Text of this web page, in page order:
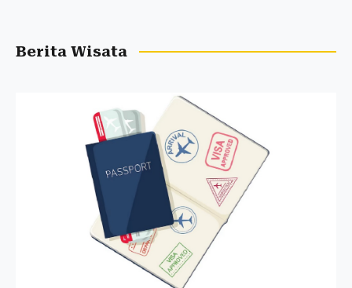
Berita Wisata